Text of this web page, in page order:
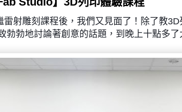
雷射雕刻課程後，我們又見面了！除了教
勃勃地討論著創意的話題，到晚上十點多